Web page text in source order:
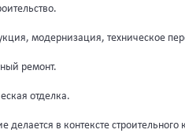
модернизация, техническое
ремонт.
отделка.
делается в контексте